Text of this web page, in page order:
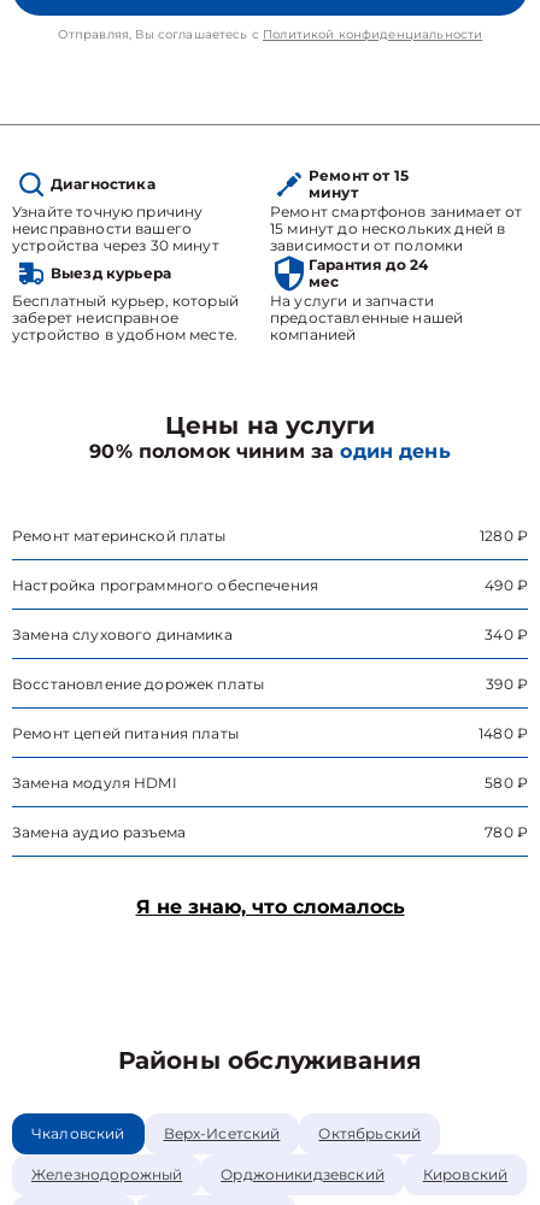
Отправляя, Вы соглашаетесь с Политикой конфиденциальности
Диагностика
Узнайте точную причину
неисправности вашего
устройства через 30 минут
Ремонт от 15
минут
Ремонт смартфонов занимает от
15 минут до нескольких дней в
зависимости от поломки
Выезд курьера
Бесплатный курьер, который
заберет неисправное
устройство в удобном месте.
Гарантия до 24
мес
На услуги и запчасти
предоставленные нашей
компанией
Цены на услуги
90% поломок чиним заодин день
Ремонт материнской платы 1280 ₽
Настройка программного обеспечения 490 ₽
Замена слухового динамика 340 ₽
Восстановление дорожек платы 390 ₽
Ремонт цепей питания платы 1480 ₽
Замена модуля HDMI 580 ₽
Замена аудио разъема 780 ₽
Я не знаю, что сломалось
Районы обслуживания
Чкаловский Верх-Исетский Октябрьский
Железнодорожный Орджоникидзевский Кировский